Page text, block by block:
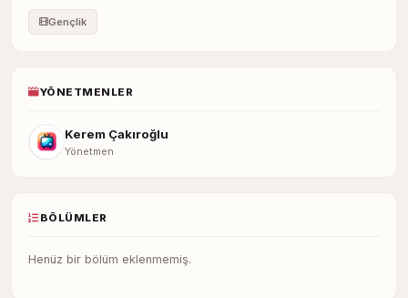
Gençlik
YÖNETMENLER
Kerem Çakıroğlu
Yönetmen
BÖLÜMLER
Henüz bir bölüm eklenmemiş.